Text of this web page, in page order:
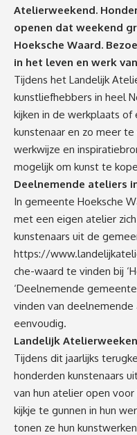
Atelierweekend.
openen dat weekend
Hoeksche Waard.
in het leven en werk
Tijdens het Landelijk
kunstliefhebbers in heel
kijken in de werkplaats
kunstenaar en zo meer
werkwijze en
mogelijk om kunst te
Deelnemende ateliers
In gemeente Hoeksche
met een eigen atelier
kunstenaars uit de
https://
che-waard te vinden bij
‘Deelnemende
vinden van
eenvoudig.
Landelijk
Tijdens dit jaarlijks
honderden kunstenaars
van hun atelier open
kijkje te gunnen in hun
tonen ze hun